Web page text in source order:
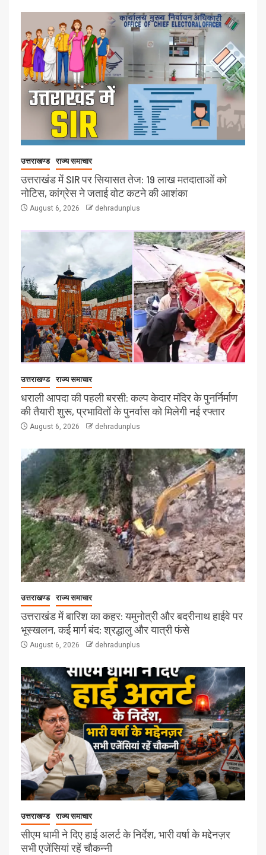
उत्तराखण्ड राज्य समाचार
उत्तराखंड में SIR पर सियासत तेज: 19 लाख मतदाताओं को
नोटिस, कांग्रेस ने जताई वोट कटने की आशंका
August 6, 2026 dehradunplus
उत्तराखण्ड राज्य समाचार
धराली आपदा की पहली बरसी: कल्प केदार मंदिर के पुनर्निर्माण
की तैयारी शुरू, प्रभावितों के पुनर्वास को मिलेगी नई रफ्तार
August 6, 2026 dehradunplus
उत्तराखण्ड राज्य समाचार
उत्तराखंड में बारिश का कहर: यमुनोत्री और बदरीनाथ हाईवे पर
भूस्खलन, कई मार्ग बंद; श्रद्धालु और यात्री फंसे
August 6, 2026 dehradunplus
उत्तराखण्ड राज्य समाचार
सीएम धामी ने दिए हाई अलर्ट के निर्देश, भारी वर्षा के मद्देनज़र
सभी एजेंसियां रहें चौकन्नी